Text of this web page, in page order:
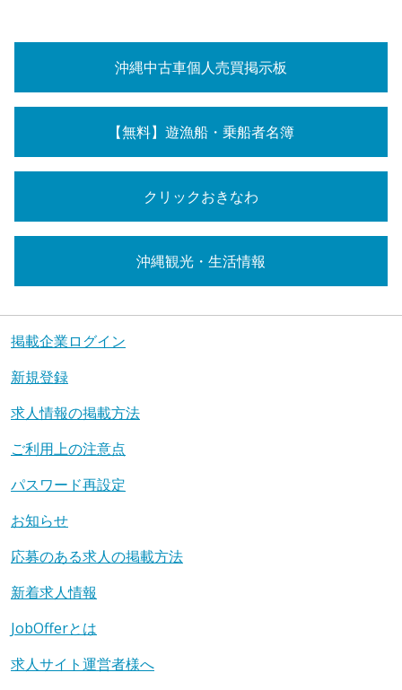
沖縄中古車個人売買掲示板
【無料】遊漁船・乗船者名簿
クリックおきなわ
沖縄観光・生活情報
掲載企業ログイン
新規登録
求人情報の掲載方法
ご利用上の注意点
パスワード再設定
お知らせ
応募のある求人の掲載方法
新着求人情報
JobOfferとは
求人サイト運営者様へ